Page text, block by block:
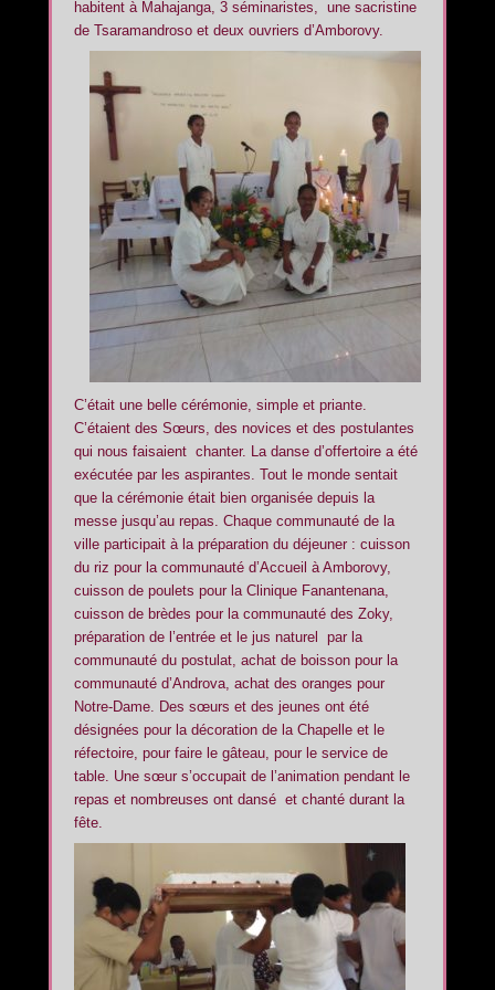
habitent à Mahajanga, 3 séminaristes, une sacristine
de Tsaramandroso et deux ouvriers d’Amborovy.
C’était une belle cérémonie, simple et priante.
C’étaient des Sœurs, des novices et des postulantes
qui nous faisaient chanter. La danse d’offertoire a été
exécutée par les aspirantes. Tout le monde sentait
que la cérémonie était bien organisée depuis la
messe jusqu’au repas. Chaque communauté de la
ville participait à la préparation du déjeuner : cuisson
du riz pour la communauté d’Accueil à Amborovy,
cuisson de poulets pour la Clinique Fanantenana,
cuisson de brèdes pour la communauté des Zoky,
préparation de l’entrée et le jus naturel par la
communauté du postulat, achat de boisson pour la
communauté d’Androva, achat des oranges pour
Notre-Dame. Des sœurs et des jeunes ont été
désignées pour la décoration de la Chapelle et le
réfectoire, pour faire le gâteau, pour le service de
table. Une sœur s’occupait de l’animation pendant le
repas et nombreuses ont dansé et chanté durant la
fête.